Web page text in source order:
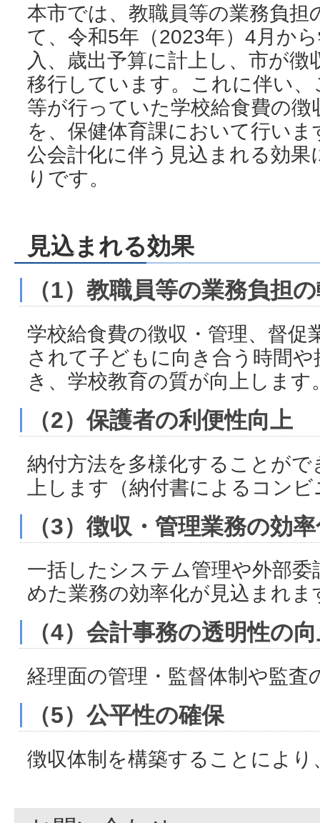
本市では、教職員等の業務負担
て、令和5年（2023年）4月か
入、歳出予算に計上し、市が
移行しています。これに伴い
等が行っていた学校給食費の
を、保健体育課において行いま
公会計化に伴う見込まれる効
りです。
見込まれる効果
（1）教職員等の業務負担
学校給食費の徴収・管理、督促
されて子どもに向き合う時間
き、学校教育の質が向上します
（2）保護者の利便性向上
納付方法を多様化することが
上します（納付書によるコン
（3）徴収・管理業務の効
一括したシステム管理や外部
めた業務の効率化が見込まれま
（4）会計事務の透明性の
経理面の管理・監督体制や監査
（5）公平性の確保
徴収体制を構築することによ